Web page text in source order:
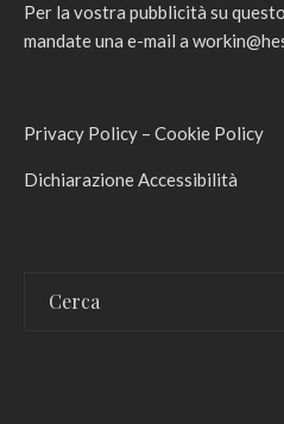
Per la vostra pubblicità su
mandate una e-mail a
Privacy Policy – Cookie Policy
Dichiarazione Accessibilità